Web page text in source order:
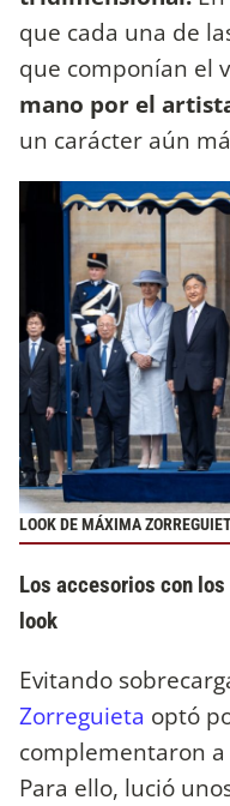
que cada una de
que componían el
mano por el
un carácter aún
LOOK DE MÁXIMA
Los accesorios con
look
Evitando
Zorreguieta optó
complementaron
Para ello, lució